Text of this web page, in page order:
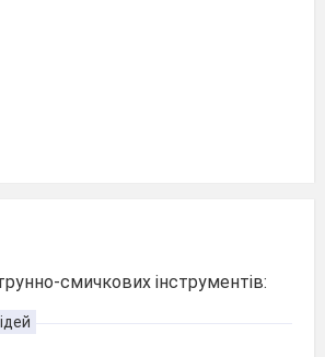
смичкових інструментів: